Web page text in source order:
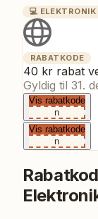
💻
RABATKODE
40 kr rabat
Gyldig til 31.
Vis rabatkode
n
Vis rabatkode
n